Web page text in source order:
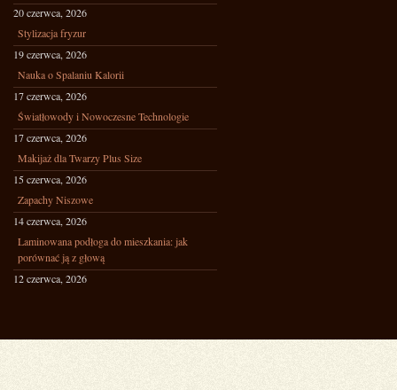
20 czerwca, 2026
Stylizacja fryzur
19 czerwca, 2026
Nauka o Spalaniu Kalorii
17 czerwca, 2026
Światłowody i Nowoczesne Technologie
17 czerwca, 2026
Makijaż dla Twarzy Plus Size
15 czerwca, 2026
Zapachy Niszowe
14 czerwca, 2026
Laminowana podłoga do mieszkania: jak
porównać ją z głową
12 czerwca, 2026